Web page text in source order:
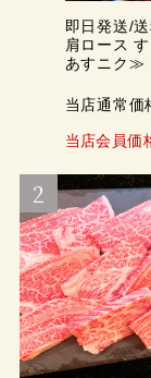
即日発送/
肩ロース
あすニク≫
当店通常価
当店会員価